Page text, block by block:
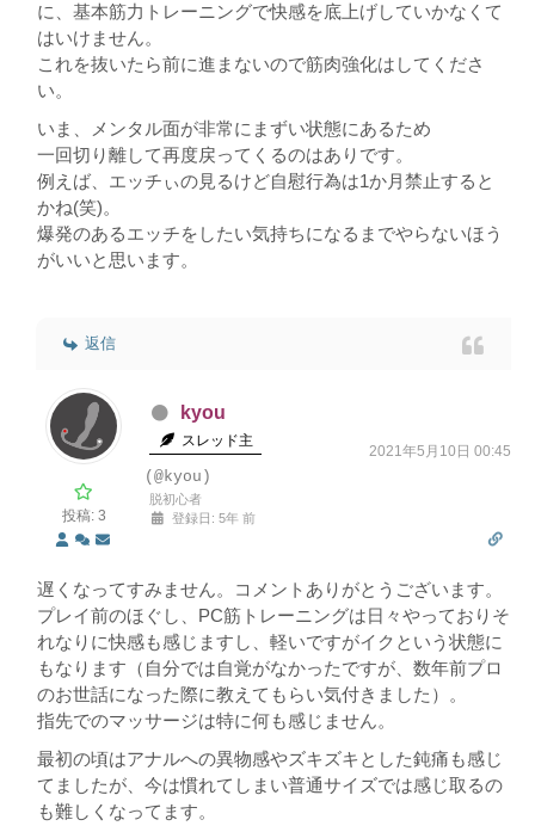
に、基本筋力トレーニングで快感を底上げしていかなくて
はいけません。
これを抜いたら前に進まないので筋肉強化はしてくださ
い。
いま、メンタル面が非常にまずい状態にあるため
一回切り離して再度戻ってくるのはありです。
例えば、エッチぃの見るけど自慰行為は1か月禁止すると
かね(笑)。
爆発のあるエッチをしたい気持ちになるまでやらないほう
がいいと思います。
返信
投稿: 3
kyou
スレッド主
2021年5月10日 00:45
(@kyou)
脱初心者
登録日: 5年 前
遅くなってすみません。コメントありがとうございます。
プレイ前のほぐし、PC筋トレーニングは日々やっておりそ
れなりに快感も感じますし、軽いですがイクという状態に
もなります（自分では自覚がなかったですが、数年前プロ
のお世話になった際に教えてもらい気付きました）。
指先でのマッサージは特に何も感じません。
最初の頃はアナルへの異物感やズキズキとした鈍痛も感じ
てましたが、今は慣れてしまい普通サイズでは感じ取るの
も難しくなってます。